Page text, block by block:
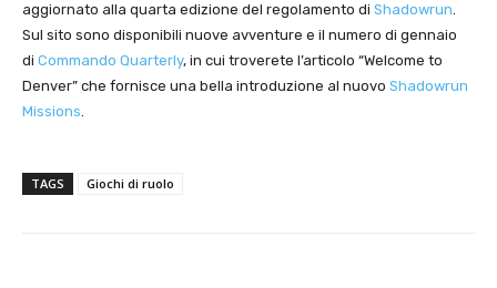
aggiornato alla quarta edizione del regolamento di Shadowrun.
Sul sito sono disponibili nuove avventure e il numero di gennaio
di Commando Quarterly, in cui troverete l’articolo “Welcome to
Denver” che fornisce una bella introduzione al nuovo Shadowrun
Missions.
TAGS Giochi di ruolo